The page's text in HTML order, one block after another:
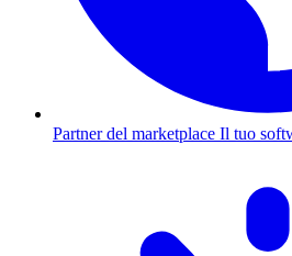
Partner del marketplace Il tuo